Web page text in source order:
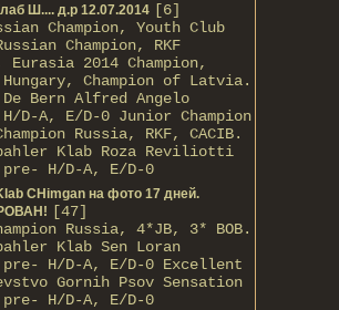
Ш.... д.р 12.07.2014 [6]
Champion, Youth Club
Champion, RKF
Eurasia 2014 Champion,
Hungary, Champion of Latvia.
Bern Alfred Angelo
D-A, E/D-0 Junior Champion
Russia, RKF, CACIB.
Klab Roza Reviliotti
H/D-A, E/D-0
CHimgan на фото 17 дней.
[47]
Russia, 4*JB, 3* BOB.
Klab Sen Loran
H/D-A, E/D-0 Excellent
Gornih Psov Sensation
H/D-A, E/D-0